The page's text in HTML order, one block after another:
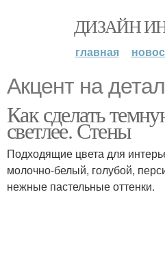
ДИЗАЙН
главная
Акцент на
Как сделать
светлее. Стены
Подходящие цвета для
молочно-белый, голубой,
нежные пастельные оттенки.